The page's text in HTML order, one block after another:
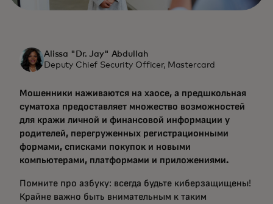
Alissa "Dr. Jay" Abdullah
Deputy Chief Security Officer, Mastercard
Мошенники наживаются на хаосе, а предшкольная
суматоха предоставляет множество возможностей
для кражи личной и финансовой информации у
родителей, перегруженных регистрационными
формами, списками покупок и новыми
компьютерами, платформами и приложениями.
Помните про азбуку: всегда будьте киберзащищены!
Крайне важно быть внимательным к таким